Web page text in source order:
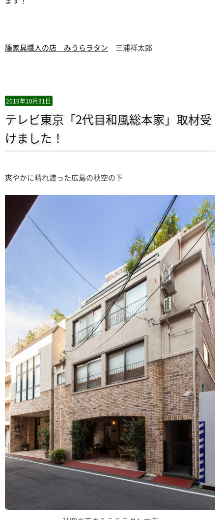
籐家具職人の店 みうらラタン 三浦祥太郎
2019年10月31日
テレビ東京「2代目和風総本家」取材受
けました！
爽やかに晴れ渡った広島の秋空の下